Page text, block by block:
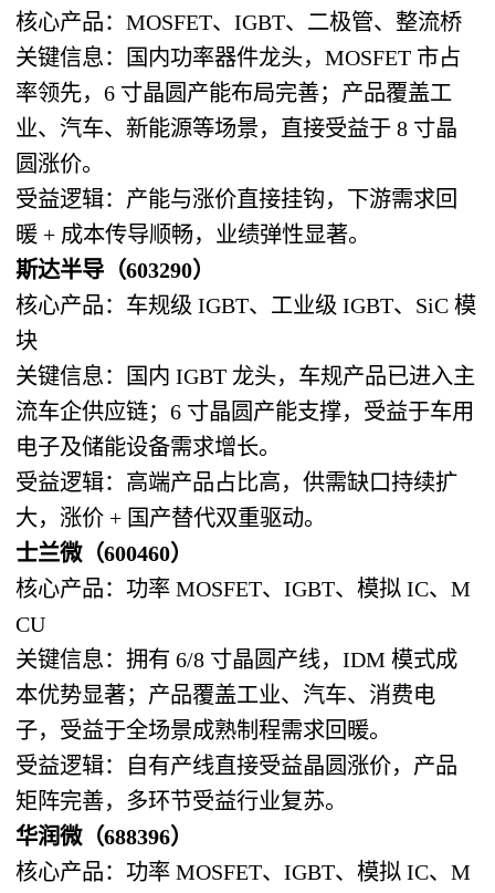
核心产品：MOSFET、IGBT、二极管、整流桥
关键信息：国内功率器件龙头，MOSFET 市占
率领先，6 寸晶圆产能布局完善；产品覆盖工
业、汽车、新能源等场景，直接受益于 8 寸晶
圆涨价。
受益逻辑：产能与涨价直接挂钩，下游需求回
暖 + 成本传导顺畅，业绩弹性显著。
斯达半导（603290）
核心产品：车规级 IGBT、工业级 IGBT、SiC 模
块
关键信息：国内 IGBT 龙头，车规产品已进入主
流车企供应链；6 寸晶圆产能支撑，受益于车用
电子及储能设备需求增长。
受益逻辑：高端产品占比高，供需缺口持续扩
大，涨价 + 国产替代双重驱动。
士兰微（600460）
核心产品：功率 MOSFET、IGBT、模拟 IC、M
CU
关键信息：拥有 6/8 寸晶圆产线，IDM 模式成
本优势显著；产品覆盖工业、汽车、消费电
子，受益于全场景成熟制程需求回暖。
受益逻辑：自有产线直接受益晶圆涨价，产品
矩阵完善，多环节受益行业复苏。
华润微（688396）
核心产品：功率 MOSFET、IGBT、模拟 IC、M